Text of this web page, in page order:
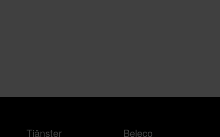
Tjänster Beleco